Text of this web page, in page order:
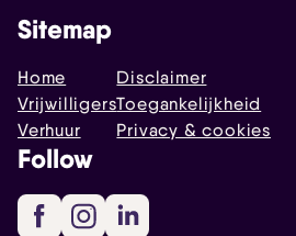
Sitemap
Home
Vrijwilligers
Verhuur
Disclaimer
Toegankelijkheid
Privacy & cookies
Follow
FacebookInstagram